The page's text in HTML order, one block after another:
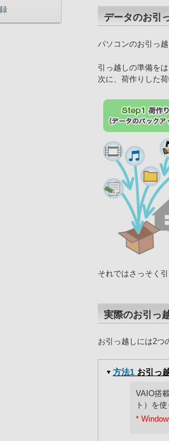
データのお引
パソコンのお引っ
引っ越しの準備を
次に、荷作りした
それではさっそく
実際のお引っ
お引っ越しには2つ
方法1 お引っ
VAIO搭
ト）を
*